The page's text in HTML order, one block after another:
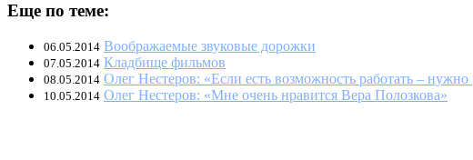
Еще по теме:
06.05.2014 Воображаемые звуковые дорожки
07.05.2014 Кладбище фильмов
08.05.2014 Олег Нестеров: «Если есть возможность работать – нужно
10.05.2014 Олег Нестеров: «Мне очень нравится Вера Полозкова»